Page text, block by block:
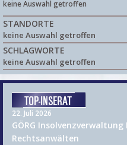
keine Auswahl getroffen
STANDORTE
keine Auswahl getroffen
SCHLAGWORTE
keine Auswahl getroffen
22. Juli 2026
GÖRG
Rechtsanwälten